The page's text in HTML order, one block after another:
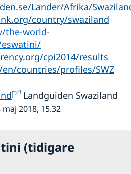
Lander/Afrika/
country/swaziland
the-world-
cpi2014/results
countries/profiles/SWZ
Landguiden Swaziland
2018, 15.32
(tidigare